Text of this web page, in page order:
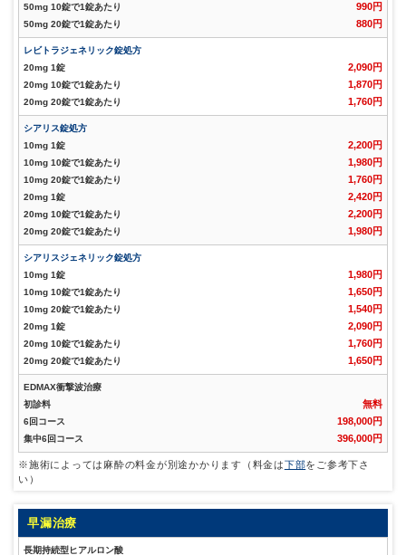
50mg 10錠で1錠あたり
50mg 20錠で1錠あたり
990円
880円
レビトラジェネリック錠処方
20mg 1錠
20mg 10錠で1錠あたり
20mg 20錠で1錠あたり
2,090円
1,870円
1,760円
シアリス錠処方
10mg 1錠
10mg 10錠で1錠あたり
10mg 20錠で1錠あたり
20mg 1錠
20mg 10錠で1錠あたり
20mg 20錠で1錠あたり
2,200円
1,980円
1,760円
2,420円
2,200円
1,980円
シアリスジェネリック錠処方
10mg 1錠
10mg 10錠で1錠あたり
10mg 20錠で1錠あたり
20mg 1錠
20mg 10錠で1錠あたり
20mg 20錠で1錠あたり
1,980円
1,650円
1,540円
2,090円
1,760円
1,650円
EDMAX衝撃波治療
初診料
6回コース
集中6回コース
無料
198,000円
396,000円
※施術によっては麻酔の料金が別途かかります（料金は下部をご参考下さ
い）
早漏治療
長期持続型ヒアルロン酸